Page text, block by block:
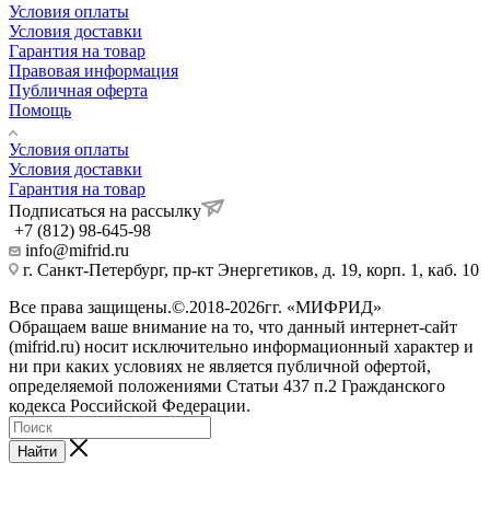
Условия оплаты
Условия доставки
Гарантия на товар
Правовая информация
Публичная оферта
Помощь
Условия оплаты
Условия доставки
Гарантия на товар
Подписаться на рассылку
+7 (812) 98-645-98
info@mifrid.ru
г. Санкт-Петербург, пр-кт Энергетиков, д. 19, корп. 1, каб. 10
Все права защищены.©.2018-2026гг. «МИФРИД»
Обращаем ваше внимание на то, что данный интернет-сайт
(mifrid.ru) носит исключительно информационный характер и
ни при каких условиях не является публичной офертой,
определяемой положениями Статьи 437 п.2 Гражданского
кодекса Российской Федерации.
Найти